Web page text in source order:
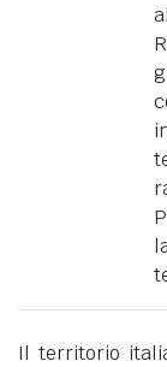
Il territorio